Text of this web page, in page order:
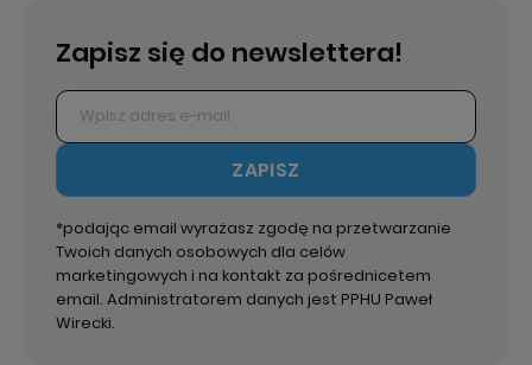
Zapisz się do newslettera!
ZAPISZ
*podając email wyrażasz zgodę na przetwarzanie
Twoich danych osobowych dla celów
marketingowych i na kontakt za pośrednicetem
email. Administratorem danych jest PPHU Paweł
Wirecki.